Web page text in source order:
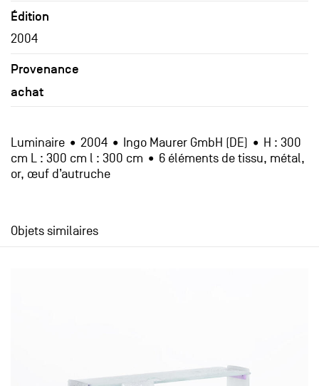
Édition
2004
Provenance
achat
Luminaire • 2004 • Ingo Maurer GmbH (DE) • H : 300
cm L : 300 cm l : 300 cm • 6 éléments de tissu, métal,
or, œuf d’autruche
Objets similaires